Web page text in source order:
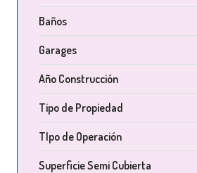
Baños
Garages
Año Construcción
Tipo de Propiedad
TIpo de Operación
Superficie Semi Cubierta